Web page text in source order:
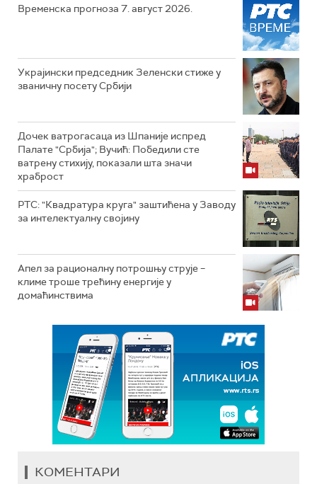
Временска прогноза 7. август 2026.
Украјински председник Зеленски стиже у
званичну посету Србији
Дочек ватрогасаца из Шпаније испред
Палате "Србија"; Вучић: Победили сте
ватрену стихију, показали шта значи
храброст
РТС: "Квадратура круга" заштићена у Заводу
за интелектуалну својину
Апел за рационалну потрошњу струје –
климе троше трећину енергије у
домаћинствима
КОМЕНТАРИ